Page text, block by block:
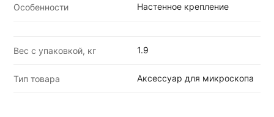
Особенности Настенное крепление
Вес с упаковкой, кг 1.9
Тип товара Аксессуар для микроскопа